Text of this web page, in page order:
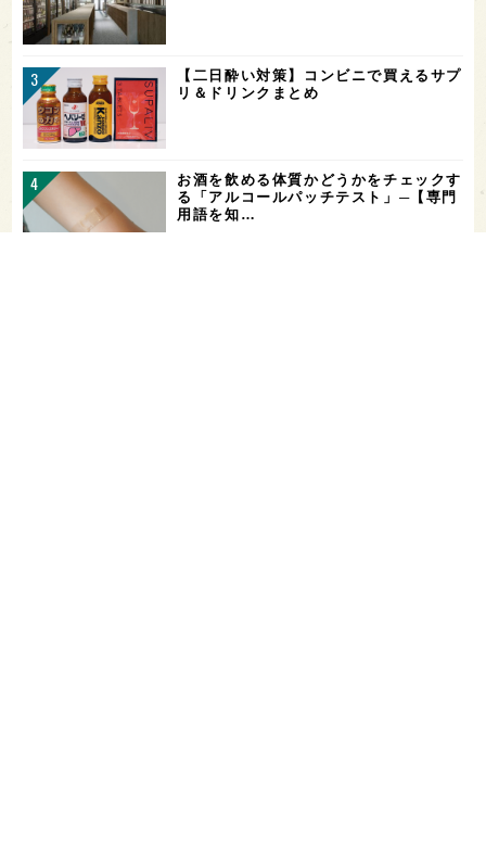
【二日酔い対策】コンビニで買えるサプ
リ＆ドリンクまとめ
お酒を飲める体質かどうかをチェックす
る「アルコールパッチテスト」─【専門
用語を知…